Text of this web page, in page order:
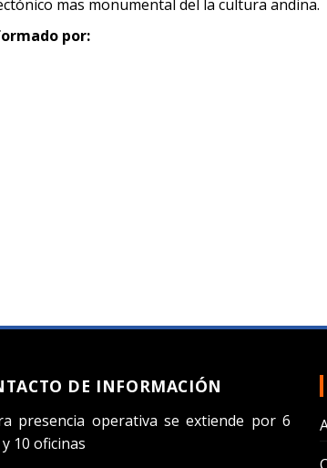
mas monumental del la cultura andina.
por:
DE INFORMACIÓN
presencia operativa se extiende por 6
10 oficinas